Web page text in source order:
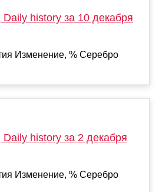
history за 10 декабря
Изменение, % Серебро
history за 2 декабря
Изменение, % Серебро